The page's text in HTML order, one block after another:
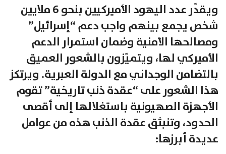
ويقدّر عدد اليهود الأميركيين بنحو 6 ملايين
شخص يجمع بينهم واجب دعم “إسرائيل”
ومصالحها الأمنية وضمان استمرار الدعم
الأميركي لها، ويتميّزون بالشعور العميق
بالتضامن الوجداني مع الدولة العبرية. ويرتكز
هذا الشعور على “عقدة ذنب تاريخية” تقوم
الأجهزة الصهيونية باستغلالها إلى أقصى
الحدود، وتنبثق عقدة الذنب هذه من عوامل
عديدة أبرزها: